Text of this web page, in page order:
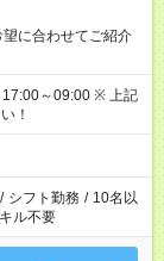
に合わせてご紹介
～09:00 ※ 上記
！
/ シフト勤務 / 10名以
ル不要